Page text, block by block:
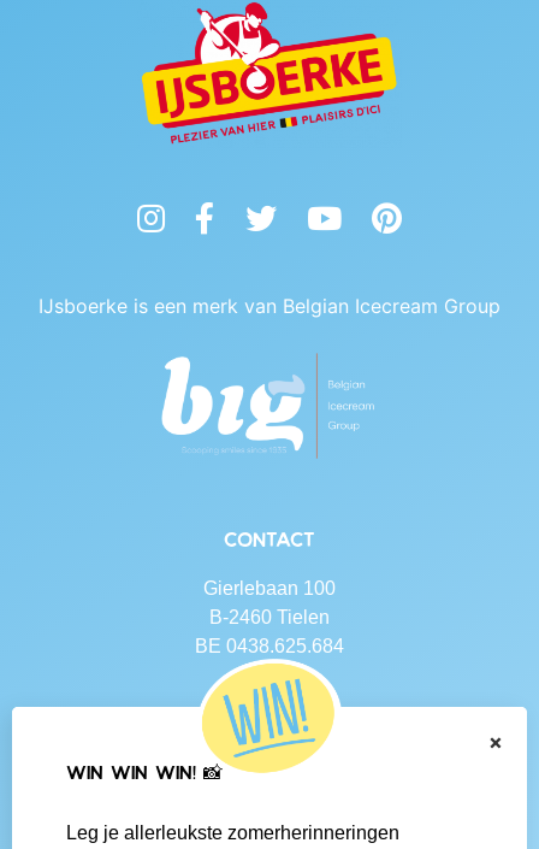
InstagramFacebookTwitter YouTubePinterest
IJsboerke is een merk van Belgian Icecream Group
Contact
Gierlebaan 100
B-2460 Tielen
BE 0438.625.684
Navigatie
Contact
Social media
×
WIN WIN WIN! 📸
Leg je allerleukste zomerherinneringen